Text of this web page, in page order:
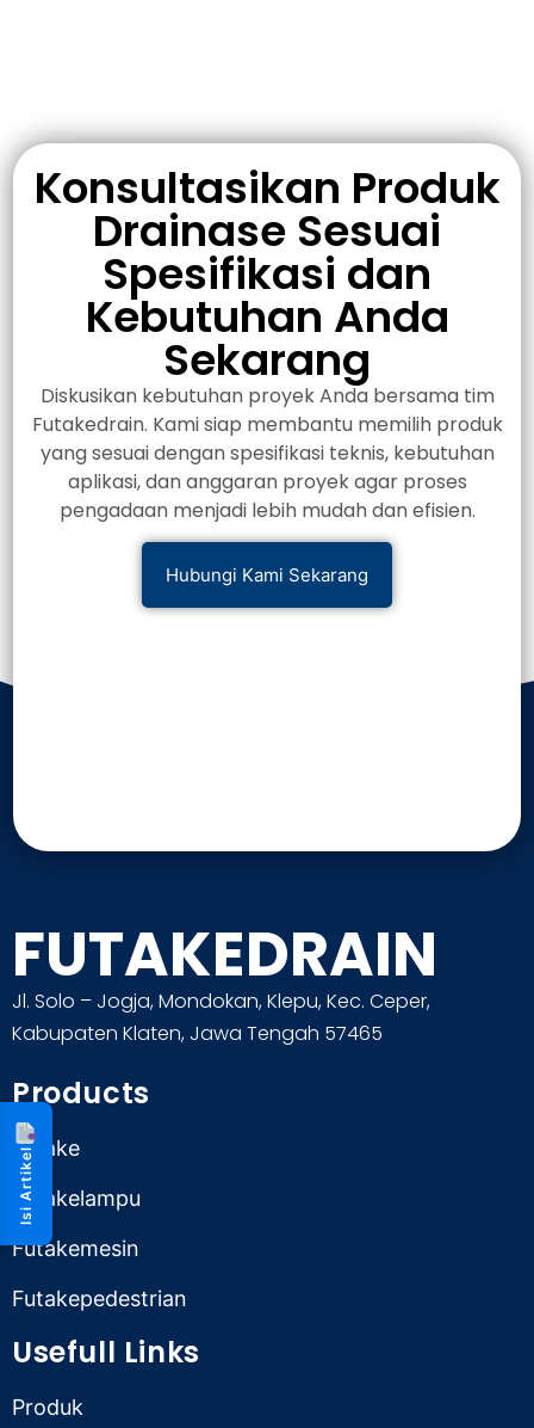
Isi Artikel
Konsultasikan Produk
Drainase Sesuai
Spesifikasi dan
Kebutuhan Anda
Sekarang
Diskusikan kebutuhan proyek Anda bersama tim
Futakedrain. Kami siap membantu memilih produk
yang sesuai dengan spesifikasi teknis, kebutuhan
aplikasi, dan anggaran proyek agar proses
pengadaan menjadi lebih mudah dan efisien.
Hubungi Kami Sekarang
FUTAKEDRAIN
Jl. Solo – Jogja, Mondokan, Klepu, Kec. Ceper,
Kabupaten Klaten, Jawa Tengah 57465
Products
Futake
Futakelampu
Futakemesin
Futakepedestrian
Usefull Links
Produk